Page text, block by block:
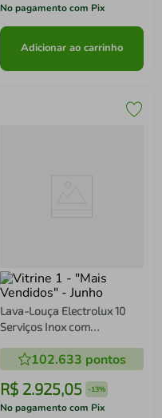
No pagamento com Pix
Adicionar ao carrinho
Lava-Louça Electrolux 10
Serviços Inox com
(LS10E)102.633 pontos
R$ 2.925,05 -13%
No pagamento com Pix